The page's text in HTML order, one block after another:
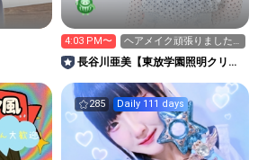
4:03 PM〜
ヘアメイク頑張りました
💮
長谷川亜美【東放学園照明クリエ
285 Daily 111 days